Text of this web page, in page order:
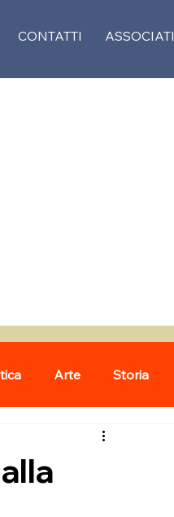
CONTATTI ASSOCIATI
Arte Storia